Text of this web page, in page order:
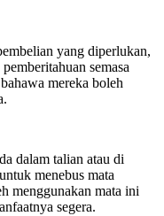
yang diperlukan,
semasa
mereka boleh
dalam talian atau di
menebus mata
menggunakan mata ini
segera.